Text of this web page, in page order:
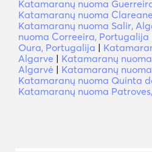
Katamaranų nuoma
Katamaranų nuoma
Katamaranų nuoma Salir,
nuoma Correeira, Portugalija
Oura, Portugalija |
Algarve | Katamaranų
Algarvė | Katamaranų
Katamaranų nuoma Quinta
Katamaranų nuoma